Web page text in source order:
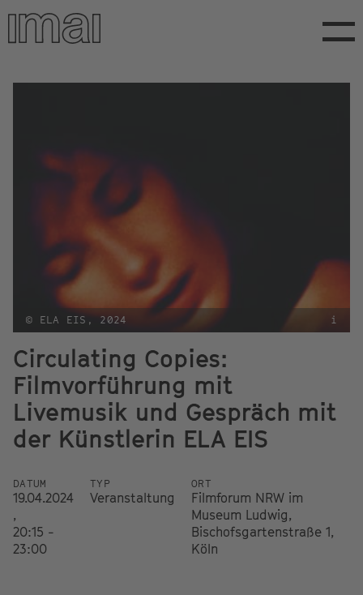
Direkt
zum
Inhalt
© ELA EIS, 2024 i
Circulating Copies:
Filmvorführung mit
Livemusik und Gespräch mit
der Künstlerin ELA EIS
DATUM
19.04.2024
,
20:15 -
23:00
TYP
Veranstaltung
ORT
Filmforum NRW im
Museum Ludwig,
Bischofsgartenstraße 1,
Köln